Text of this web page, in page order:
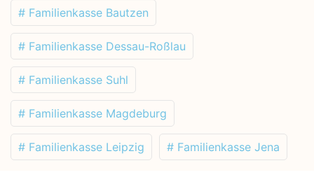
# Familienkasse Bautzen
# Familienkasse Dessau-Roßlau
# Familienkasse Suhl
# Familienkasse Magdeburg
# Familienkasse Leipzig # Familienkasse Jena